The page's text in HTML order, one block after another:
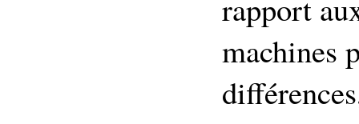
rapport
machines